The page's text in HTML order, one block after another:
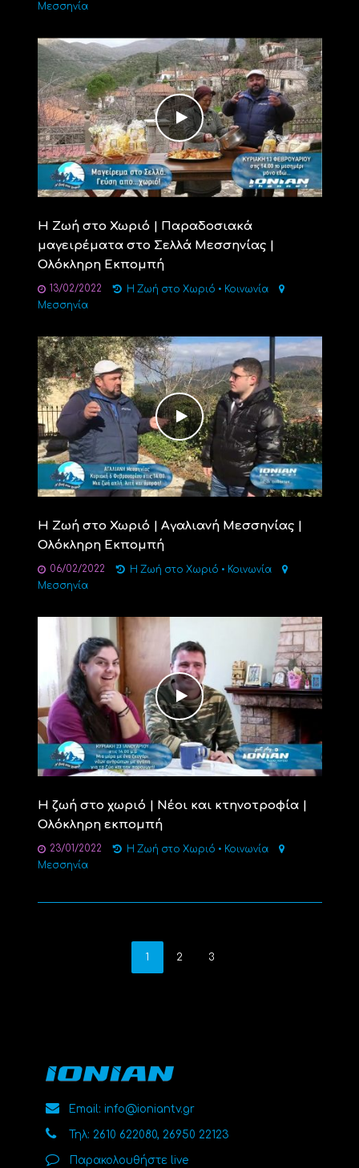
Μεσσηνία
Η Ζωή στο Χωριό | Παραδοσιακά
μαγειρέματα στο Σελλά Μεσσηνίας |
Ολόκληρη Εκπομπή
13/02/2022 Η Ζωή στο Χωριό • Κοινωνία
Μεσσηνία
Η Ζωή στο Χωριό | Αγαλιανή Μεσσηνίας |
Ολόκληρη Εκπομπή
06/02/2022 Η Ζωή στο Χωριό • Κοινωνία
Μεσσηνία
Η ζωή στο χωριό | Νέοι και κτηνοτροφία |
Ολόκληρη εκπομπή
23/01/2022 Η Ζωή στο Χωριό • Κοινωνία
Μεσσηνία
1 2 3
Email: info@ioniantv.gr
Τηλ: 2610 622080, 26950 22123
Παρακολουθήστε live